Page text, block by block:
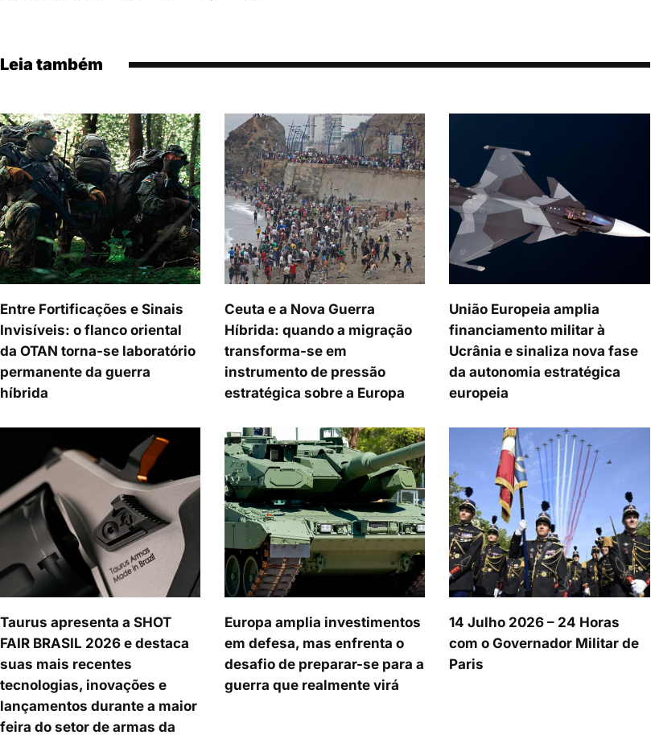
Leia também
Entre Fortificações e Sinais
Invisíveis: o flanco oriental
da OTAN torna-se laboratório
permanente da guerra
híbrida
Ceuta e a Nova Guerra
Híbrida: quando a migração
transforma-se em
instrumento de pressão
estratégica sobre a Europa
União Europeia amplia
financiamento militar à
Ucrânia e sinaliza nova fase
da autonomia estratégica
europeia
Taurus apresenta a SHOT
FAIR BRASIL 2026 e destaca
suas mais recentes
tecnologias, inovações e
lançamentos durante a maior
feira do setor de armas da
Europa amplia investimentos
em defesa, mas enfrenta o
desafio de preparar-se para a
guerra que realmente virá
14 Julho 2026 – 24 Horas
com o Governador Militar de
Paris